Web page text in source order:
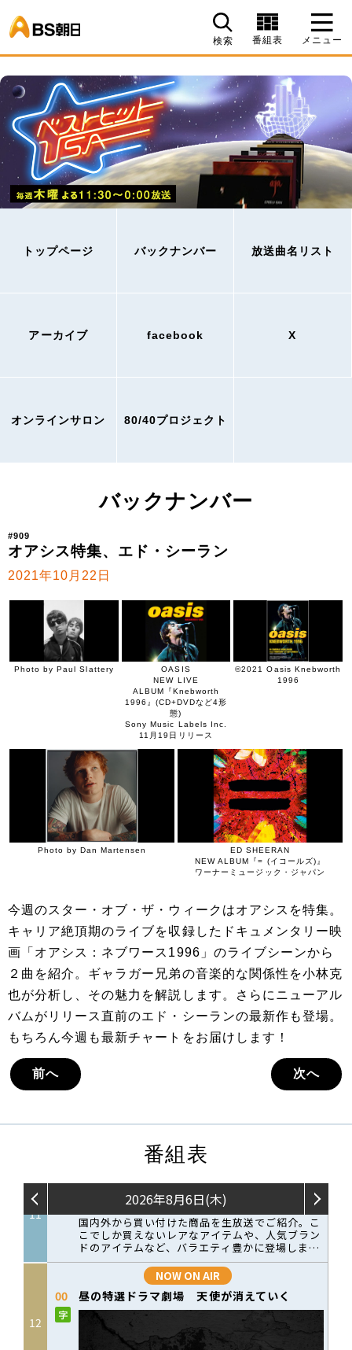
検索 番組表 メニュー
トップページ バックナンバー 放送曲名リスト
アーカイブ facebook X
オンラインサロン 80/40プロジェクト
バックナンバー
#909
オアシス特集、エド・シーラン
2021年10月22日
Photo by Paul Slattery
OASIS
NEW LIVE
ALBUM『Knebworth
1996』(CD+DVDなど4形
態)
Sony Music Labels Inc.
11月19日リリース
©2021 Oasis Knebworth
1996
Photo by Dan Martensen
ED SHEERAN
NEW ALBUM『= (イコールズ)』
ワーナーミュージック・ジャパン
今週のスター・オブ・ザ・ウィークはオアシスを特集。
キャリア絶頂期のライブを収録したドキュメンタリー映
画「オアシス：ネブワース1996」のライブシーンから
２曲を紹介。ギャラガー兄弟の音楽的な関係性を小林克
也が分析し、その魅力を解説します。さらにニューアル
バムがリリース直前のエド・シーランの最新作も登場。
もちろん今週も最新チャートをお届けします！
前へ 次へ
番組表